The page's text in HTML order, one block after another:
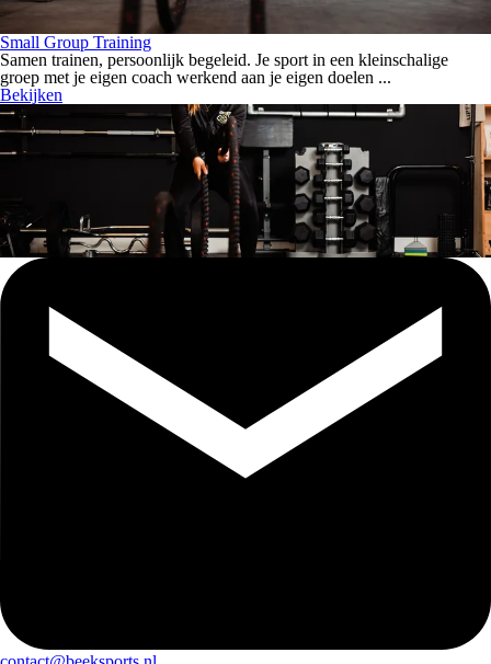
Small Group Training
Samen trainen, persoonlijk begeleid. Je sport in een kleinschalige
groep met je eigen coach werkend aan je eigen doelen ...
Bekijken